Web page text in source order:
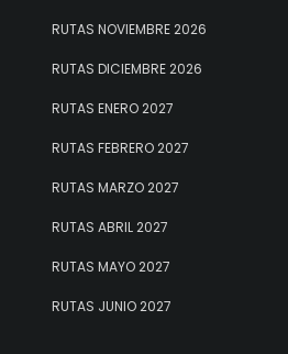
RUTAS NOVIEMBRE 2026
RUTAS DICIEMBRE 2026
RUTAS ENERO 2027
RUTAS FEBRERO 2027
RUTAS MARZO 2027
RUTAS ABRIL 2027
RUTAS MAYO 2027
RUTAS JUNIO 2027